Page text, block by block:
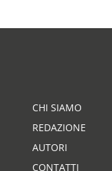
CHI SIAMO
REDAZIONE
AUTORI
CONTATTI